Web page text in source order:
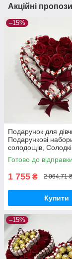
Акційні
–15%
Подарунок для
Подарункові
солодощів, Солодкі
подарунки,
коханій жінці мамі
Готово до відправки
1 755 ₴ 2 064,71 ₴
Купити
–15%